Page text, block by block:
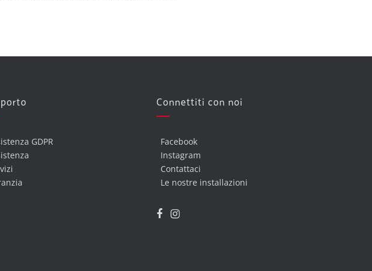
GDPR
Connettiti con noi
Facebook
Instagram
Contattaci
Le nostre installazioni